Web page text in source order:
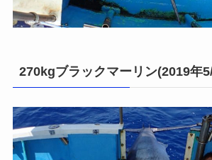
270kgブラックマーリン(2019年